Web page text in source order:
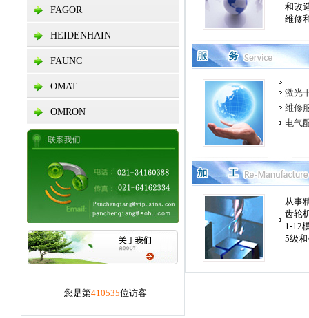
FAGOR
HEIDENHAIN
FAUNC
OMAT
OMRON
您是第410535位访客
和改
维修
激光
维修
电气
从事
齿轮
1-12
5级